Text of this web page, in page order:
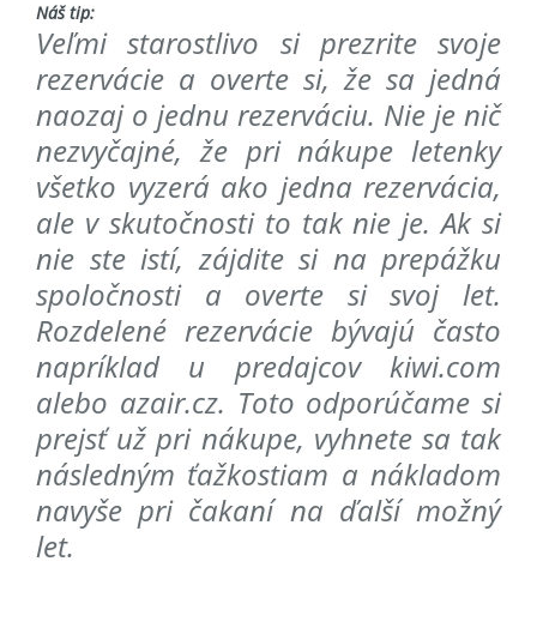
Náš tip:
Veľmi starostlivo si prezrite svoje
rezervácie a overte si, že sa jedná
naozaj o jednu rezerváciu. Nie je nič
nezvyčajné, že pri nákupe letenky
všetko vyzerá ako jedna rezervácia,
ale v skutočnosti to tak nie je. Ak si
nie ste istí, zájdite si na prepážku
spoločnosti a overte si svoj let.
Rozdelené rezervácie bývajú často
napríklad u predajcov kiwi.com
alebo azair.cz. Toto odporúčame si
prejsť už pri nákupe, vyhnete sa tak
následným ťažkostiam a nákladom
navyše pri čakaní na ďalší možný
let.